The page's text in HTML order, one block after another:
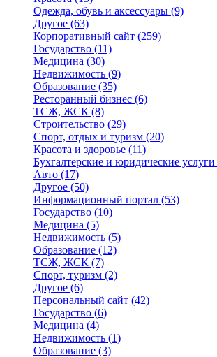
Одежда, обувь и аксессуары (9)
Другое (63)
Корпоративный сайт (259)
Государство (11)
Медицина (30)
Недвижимость (9)
Образование (35)
Ресторанный бизнес (6)
ТСЖ, ЖСК (8)
Строительство (29)
Спорт, отдых и туризм (20)
Красота и здоровье (11)
Бухгалтерские и юридические услуги
Авто (17)
Другое (50)
Информационный портал (53)
Государство (10)
Медицина (5)
Недвижимость (5)
Образование (12)
ТСЖ, ЖСК (7)
Спорт, туризм (2)
Другое (6)
Персональный сайт (42)
Государство (6)
Медицина (4)
Недвижимость (1)
Образование (3)